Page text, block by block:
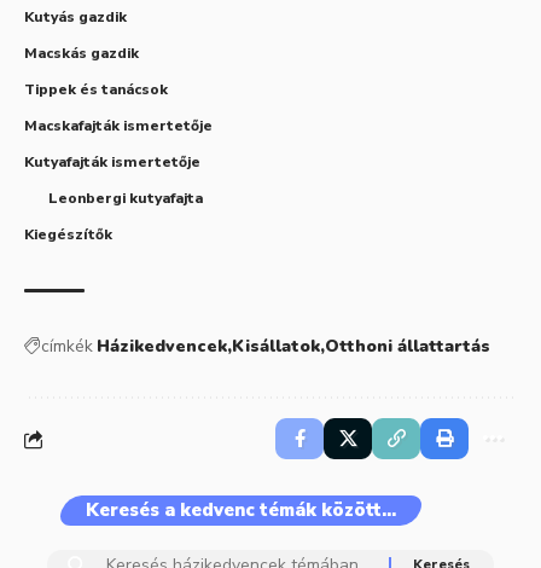
Kutyás gazdik
Macskás gazdik
Tippek és tanácsok
Macskafajták ismertetője
Kutyafajták ismertetője
Leonbergi kutyafajta
Kiegészítők
címkék Házikedvencek Kisállatok Otthoni állattartás
Keresés a kedvenc témák között…